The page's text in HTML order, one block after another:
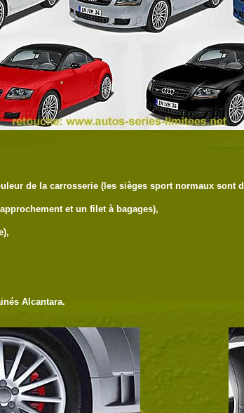
de la carrosserie (les sièges sport normaux sont
et un filet à bagages),
Alcantara.